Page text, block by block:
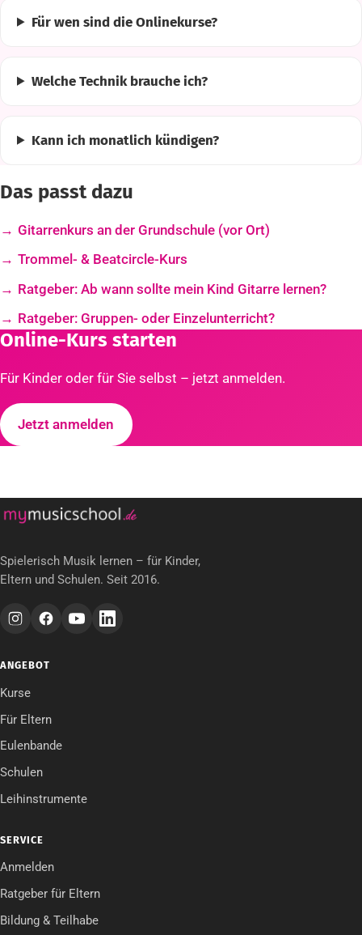
Für wen sind die Onlinekurse?
Welche Technik brauche ich?
Kann ich monatlich kündigen?
Das passt dazu
Gitarrenkurs an der Grundschule (vor Ort)
Trommel- & Beatcircle-Kurs
Ratgeber: Ab wann sollte mein Kind Gitarre lernen?
Ratgeber: Gruppen- oder Einzelunterricht?
Online-Kurs starten
Für Kinder oder für Sie selbst – jetzt anmelden.
Jetzt anmelden
Spielerisch Musik lernen – für Kinder,
Eltern und Schulen. Seit 2016.
ANGEBOT
Kurse
Für Eltern
Eulenbande
Schulen
Leihinstrumente
SERVICE
Anmelden
Ratgeber für Eltern
Bildung & Teilhabe